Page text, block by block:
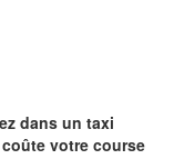
dans un taxi
coûte votre course